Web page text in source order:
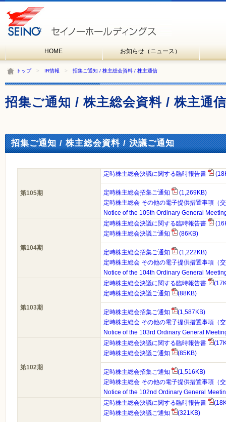
HOME お知らせ（ニュース）
トップ> IR情報 > 招集ご通知 / 株主総会資料 / 株主通信
招集ご通知 / 株主総会資料 / 株主通信
招集ご通知 / 株主総会資料 / 決議ご通知
第105期
定時株主総会決議に関する臨時報告書
定時株主総会招集ご通知
(1,269KB)
定時株主総会 その他の電子提供措置事項（
Notice of the 105th Ordinary General
第104期
定時株主総会決議に関する臨時報告書
定時株主総会決議ご通知
(86KB)
定時株主総会招集ご通知
(1,222KB)
定時株主総会 その他の電子提供措置事項（
Notice of the 104th Ordinary General
第103期
定時株主総会決議に関する臨時報告書
定時株主総会決議ご通知
(88KB)
定時株主総会招集ご通知
(1,587KB)
定時株主総会 その他の電子提供措置事項（
Notice of the 103rd Ordinary General
第102期
定時株主総会決議に関する臨時報告書
定時株主総会決議ご通知
(85KB)
定時株主総会招集ご通知
(1,516KB)
定時株主総会 その他の電子提供措置事項（
Notice of the 102nd Ordinary General
定時株主総会決議に関する臨時報告書
定時株主総会決議ご通知
(321KB)